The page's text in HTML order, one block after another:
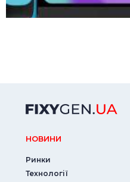
НОВИНИ
Ринки
Технології